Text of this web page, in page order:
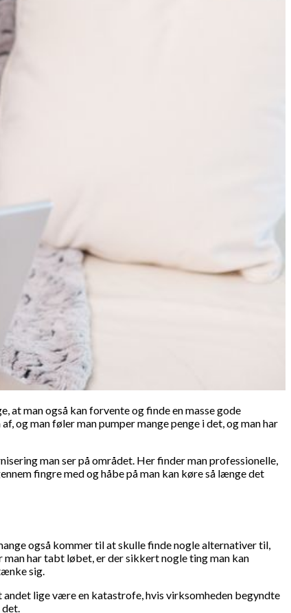
at man også kan forvente og finde en masse gode
og man føler man pumper mange penge i det, og man har
man ser på området. Her finder man professionelle,
fingre med og håbe på man kan køre så længe det
også kommer til at skulle finde nogle alternativer til,
har tabt løbet, er der sikkert nogle ting man kan
sig.
andet lige være en katastrofe, hvis virksomheden begyndte
det.